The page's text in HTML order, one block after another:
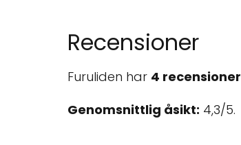
Recensioner
Furuliden har 4 recensioner
Genomsnittlig åsikt: 4,3/5.